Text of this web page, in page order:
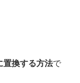
置換する方法で